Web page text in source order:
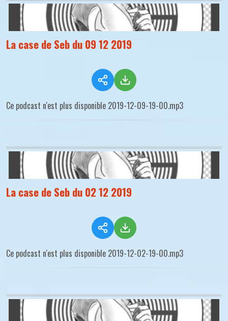
La case de Seb du 09 12 2019
Ce podcast n'est plus disponible 2019-12-09-19-00.mp3
La case de Seb du 02 12 2019
Ce podcast n'est plus disponible 2019-12-02-19-00.mp3